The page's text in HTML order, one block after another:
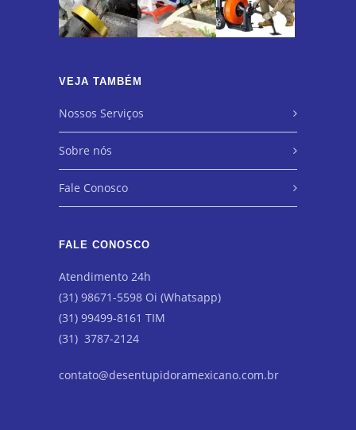
VEJA TAMBÉM
Nossos Serviços
Sobre nós
Fale Conosco
FALE CONOSCO
Atendimento 24h
(31) 98671-5598 Oi (Whatsapp)
(31) 99499-8161 TIM
(31) 3787-2124
contato@desentupidoramexicano.com.br